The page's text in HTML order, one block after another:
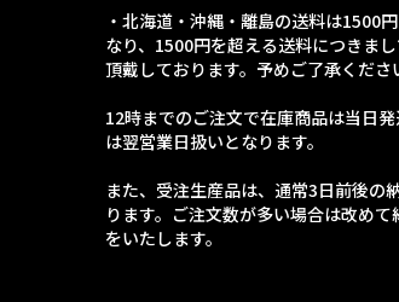
・北海道・沖縄・離島の送料は1500
なり、1500円を超える送料につきま
頂戴しております。予めご了承くださ
12時までのご注文で在庫商品は当日
は翌営業日扱いとなります。
また、受注生産品は、通常3日前後の
ります。ご注文数が多い場合は改めて
をいたします。